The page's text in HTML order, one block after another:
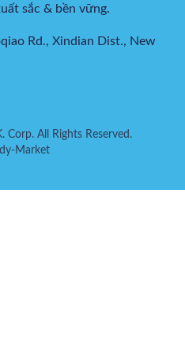
sắc & bền vững.
Rd., Xindian Dist., New
Corp. All Rights Reserved.
Market